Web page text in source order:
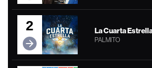
2 La Cuarta
PALMITO